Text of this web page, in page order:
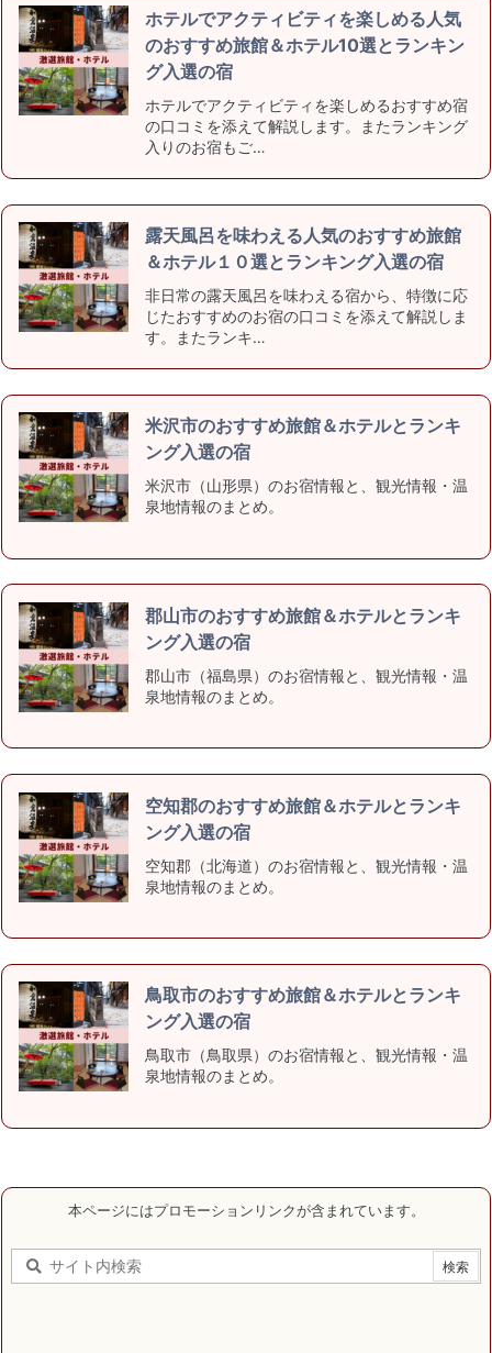
ホテルでアクティビティを楽しめる人気
のおすすめ旅館＆ホテル10選とランキン
グ入選の宿
ホテルでアクティビティを楽しめるおすすめ宿
の口コミを添えて解説します。またランキング
入りのお宿もご…
露天風呂を味わえる人気のおすすめ旅館
＆ホテル１０選とランキング入選の宿
非日常の露天風呂を味わえる宿から、特徴に応
じたおすすめのお宿の口コミを添えて解説しま
す。またランキ…
米沢市のおすすめ旅館＆ホテルとランキ
ング入選の宿
米沢市（山形県）のお宿情報と、観光情報・温
泉地情報のまとめ。
郡山市のおすすめ旅館＆ホテルとランキ
ング入選の宿
郡山市（福島県）のお宿情報と、観光情報・温
泉地情報のまとめ。
空知郡のおすすめ旅館＆ホテルとランキ
ング入選の宿
空知郡（北海道）のお宿情報と、観光情報・温
泉地情報のまとめ。
鳥取市のおすすめ旅館＆ホテルとランキ
ング入選の宿
鳥取市（鳥取県）のお宿情報と、観光情報・温
泉地情報のまとめ。
本ページにはプロモーションリンクが含まれています。